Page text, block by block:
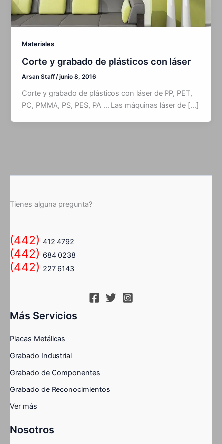
Materiales
Corte y grabado de plásticos con láser
Arsan Staff/junio 8, 2016
Corte y grabado de plásticos con láser de PP, PET,
PC, PMMA, PS, PES, PA … Las máquinas láser de […]
Tienes alguna pregunta?
(442) 412 4792
(442) 684 0238
(442) 227 6143
Más Servicios
Placas Metálicas
Grabado Industrial
Grabado de Componentes
Grabado de Reconocimientos
Ver más
Nosotros